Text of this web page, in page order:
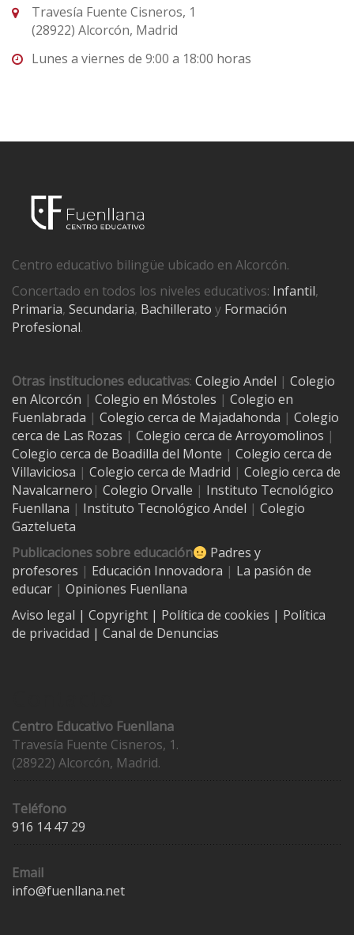
Travesía Fuente Cisneros, 1
(28922) Alcorcón, Madrid
Lunes a viernes de 9:00 a 18:00 horas
Centro educativo bilingüe ubicado en Alcorcón.
Concertado en todos los niveles educativos: Infantil,
Primaria, Secundaria, Bachillerato y Formación
Profesional.
Otras instituciones educativas: Colegio Andel | Colegio
en Alcorcón | Colegio en Móstoles | Colegio en
Fuenlabrada | Colegio cerca de Majadahonda | Colegio
cerca de Las Rozas | Colegio cerca de Arroyomolinos |
Colegio cerca de Boadilla del Monte | Colegio cerca de
Villaviciosa | Colegio cerca de Madrid | Colegio cerca de
Navalcarnero | Colegio Orvalle | Instituto Tecnológico
Fuenllana | Instituto Tecnológico Andel | Colegio
Gaztelueta
Publicaciones sobre educación
Padres y
profesores | Educación Innovadora | La pasión de
educar | Opiniones Fuenllana
Aviso legal | Copyright | Política de cookies | Política
de privacidad | Canal de Denuncias
Centro Educativo Fuenllana
Travesía Fuente Cisneros, 1.
(28922) Alcorcón, Madrid.
Teléfono
916 14 47 29
Email
info@fuenllana.net